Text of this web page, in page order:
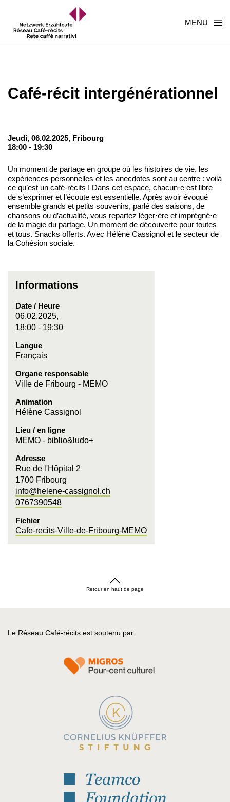
MENU
Café-récit intergénérationnel
Jeudi, 06.02.2025, Fribourg
18:00 - 19:30
Un moment de partage en groupe où les histoires de vie, les
expériences personnelles et les anecdotes sont au centre : voilà
ce qu’est un café-récits ! Dans cet espace, chacun·e est libre
de s’exprimer et l’écoute est essentielle. Après avoir évoqué
ensemble grands et petits souvenirs, parlé des saisons, de
chansons ou d’actualité, vous repartez léger·ère et imprégné·e
de la magie du partage. Un moment de découverte pour toutes
et tous. Snacks offerts. Avec Hélène Cassignol et le secteur de
la Cohésion sociale.
Informations
Date / Heure
06.02.2025,
18:00 - 19:30
Langue
Français
Organe responsable
Ville de Fribourg - MEMO
Animation
Hélène Cassignol
Lieu / en ligne
MEMO - biblio&ludo+
Adresse
Rue de l'Hôpital 2
1700 Fribourg
info@helene-cassignol.ch
0767390548
Fichier
Cafe-recits-Ville-de-Fribourg-MEMO
Retour en haut de page
Le Réseau Café-récits est soutenu par: